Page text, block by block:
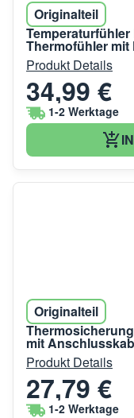
Originalteil
Temperaturfühler
Thermofühler mit
Produkt Details
34,99 €
1-2 Werktage
Originalteil
Thermosicherung
mit
Produkt Details
27,79 €
1-2 Werktage